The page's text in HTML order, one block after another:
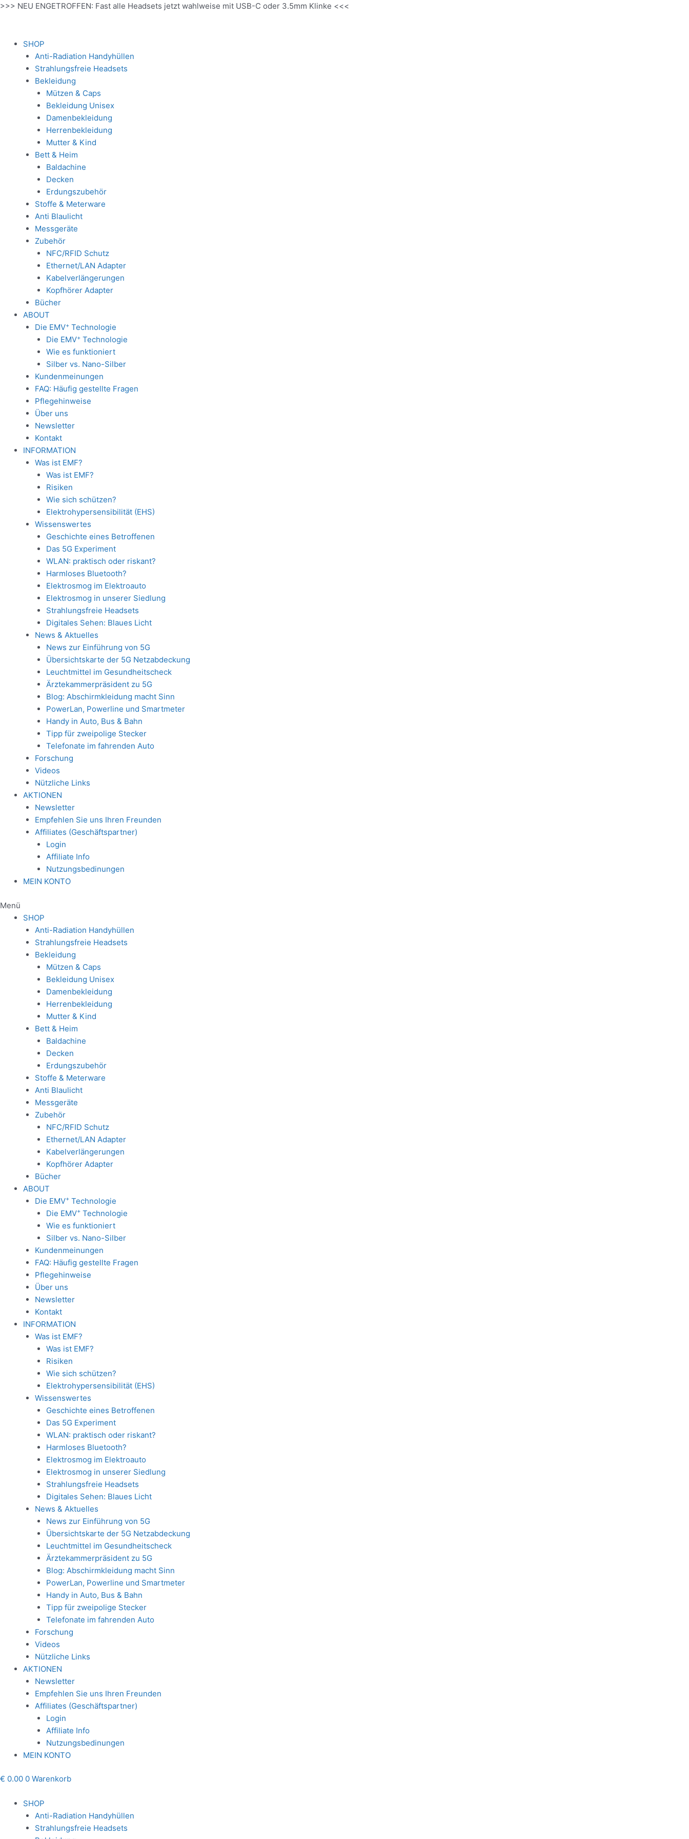
Zum
>>> NEU ENGETROFFEN: Fast alle Headsets jetzt wahlweise mit USB-C oder 3.5mm Klinke <<<
SHOP
Anti-Radiation Handyhüllen
Strahlungsfreie Headsets
Bekleidung
Mützen & Caps
Bekleidung Unisex
Damenbekleidung
Herrenbekleidung
Mutter & Kind
Bett & Heim
Baldachine
Decken
Erdungszubehör
Stoffe & Meterware
Anti Blaulicht
Messgeräte
Zubehör
NFC/RFID Schutz
Ethernet/LAN Adapter
Kabelverlängerungen
Kopfhörer Adapter
Bücher
ABOUT
Die EMV+Technologie
Die EMV+ Technologie
Wie es funktioniert
Silber vs. Nano-Silber
Kundenmeinungen
FAQ: Häufig gestellte Fragen
Pflegehinweise
Über uns
Newsletter
Kontakt
INFORMATION
Was ist EMF?
Was ist EMF?
Risiken
Wie sich schützen?
Elektrohypersensibilität (EHS)
Wissenswertes
Geschichte eines Betroffenen
Das 5G Experiment
WLAN: praktisch oder riskant?
Harmloses Bluetooth?
Elektrosmog im Elektroauto
Elektrosmog in unserer Siedlung
Strahlungsfreie Headsets
Digitales Sehen: Blaues Licht
News & Aktuelles
News zur Einführung von 5G
Übersichtskarte der 5G Netzabdeckung
Leuchtmittel im Gesundheitscheck
Ärztekammerpräsident zu 5G
Blog: Abschirmkleidung macht Sinn
PowerLan, Powerline und Smartmeter
Handy in Auto, Bus & Bahn
Tipp für zweipolige Stecker
Telefonate im fahrenden Auto
Forschung
Videos
Nützliche Links
AKTIONEN
Newsletter
Empfehlen Sie uns Ihren Freunden
Affiliates (Geschäftspartner)
Login
Affiliate Info
Nutzungsbedinungen
MEIN KONTO
Menü
SHOP
Anti-Radiation Handyhüllen
Strahlungsfreie Headsets
Bekleidung
Mützen & Caps
Bekleidung Unisex
Damenbekleidung
Herrenbekleidung
Mutter & Kind
Bett & Heim
Baldachine
Decken
Erdungszubehör
Stoffe & Meterware
Anti Blaulicht
Messgeräte
Zubehör
NFC/RFID Schutz
Ethernet/LAN Adapter
Kabelverlängerungen
Kopfhörer Adapter
Bücher
ABOUT
Die EMV+Technologie
Die EMV+ Technologie
Wie es funktioniert
Silber vs. Nano-Silber
Kundenmeinungen
FAQ: Häufig gestellte Fragen
Pflegehinweise
Über uns
Newsletter
Kontakt
INFORMATION
Was ist EMF?
Was ist EMF?
Risiken
Wie sich schützen?
Elektrohypersensibilität (EHS)
Wissenswertes
Geschichte eines Betroffenen
Das 5G Experiment
WLAN: praktisch oder riskant?
Harmloses Bluetooth?
Elektrosmog im Elektroauto
Elektrosmog in unserer Siedlung
Strahlungsfreie Headsets
Digitales Sehen: Blaues Licht
News & Aktuelles
News zur Einführung von 5G
Übersichtskarte der 5G Netzabdeckung
Leuchtmittel im Gesundheitscheck
Ärztekammerpräsident zu 5G
Blog: Abschirmkleidung macht Sinn
PowerLan, Powerline und Smartmeter
Handy in Auto, Bus & Bahn
Tipp für zweipolige Stecker
Telefonate im fahrenden Auto
Forschung
Videos
Nützliche Links
AKTIONEN
Newsletter
Empfehlen Sie uns Ihren Freunden
Affiliates (Geschäftspartner)
Login
Affiliate Info
Nutzungsbedinungen
MEIN KONTO
€ 0.00 0 Warenkorb
SHOP
Anti-Radiation Handyhüllen
Strahlungsfreie Headsets